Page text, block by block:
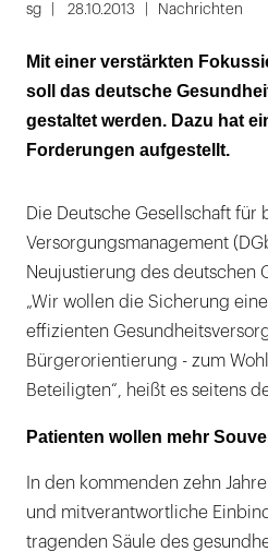
sg 28.10.2013 Nachrichten
Mit einer verstärkten
soll das deutsche
gestaltet werden. Dazu hat
Forderungen aufgestellt.
Die Deutsche Gesellschaft
Versorgungsmanagement
Neujustierung des deutschen
„Wir wollen die Sicherung
effizienten
Bürgerorientierung - zum
Beteiligten“, heißt es seitens
Patienten wollen mehr
In den kommenden zehn
und mitverantwortliche
tragenden Säule des